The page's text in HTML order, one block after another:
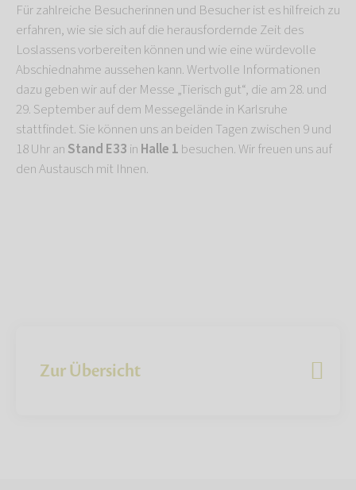
Für zahlreiche Besucherinnen und Besucher ist es hilfreich zu
erfahren, wie sie sich auf die herausfordernde Zeit des
Loslassens vorbereiten können und wie eine würdevolle
Abschiednahme aussehen kann. Wertvolle Informationen
dazu geben wir auf der Messe „Tierisch gut“, die am 28. und
29. September auf dem Messegelände in Karlsruhe
stattfindet. Sie können uns an beiden Tagen zwischen 9 und
18 Uhr an Stand E33 in Halle 1 besuchen. Wir freuen uns auf
den Austausch mit Ihnen.
Zur Übersicht